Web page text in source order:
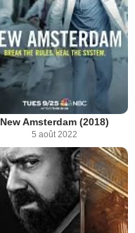
New Amsterdam (2018)
5 août 2022